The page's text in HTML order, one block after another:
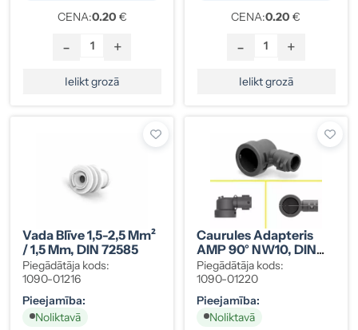
CENA:0.20 €
- +
Ielikt grozā
CENA:0.20 €
- +
Ielikt grozā
Vada Blīve 1,5-2,5 Mm²
/ 1,5 Mm, DIN 72585
Piegādātāja kods:
1090-01216
Pieejamība:
Noliktavā
Caurules Adapteris
AMP 90° NW10, DIN
72585
Piegādātāja kods:
1090-01220
Pieejamība:
Noliktavā